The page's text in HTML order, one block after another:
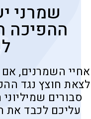
שמרני
ההפיכה
אחיי השמרנים,
לצאת חוצץ נגד
סבורים
עליכם לכבד את